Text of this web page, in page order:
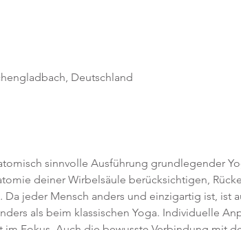
Deutschland
sinnvolle Ausführung grundlegender
deiner Wirbelsäule berücksichtigen,
jeder Mensch anders und einzigartig ist, ist
als beim klassischen Yoga. Individuelle